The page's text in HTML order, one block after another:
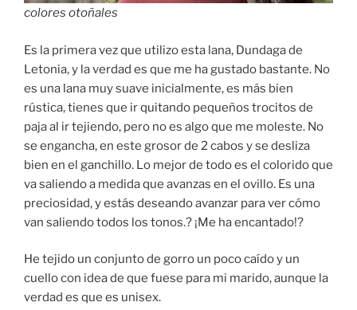
colores otoñales
Es la primera vez que utilizo esta lana, Dundaga de
Letonia, y la verdad es que me ha gustado bastante. No
es una lana muy suave inicialmente, es más bien
rústica, tienes que ir quitando pequeños trocitos de
paja al ir tejiendo, pero no es algo que me moleste. No
se engancha, en este grosor de 2 cabos y se desliza
bien en el ganchillo. Lo mejor de todo es el colorido que
va saliendo a medida que avanzas en el ovillo. Es una
preciosidad, y estás deseando avanzar para ver cómo
van saliendo todos los tonos.? ¡Me ha encantado!?
He tejido un conjunto de gorro un poco caído y un
cuello con idea de que fuese para mi marido, aunque la
verdad es que es unisex.